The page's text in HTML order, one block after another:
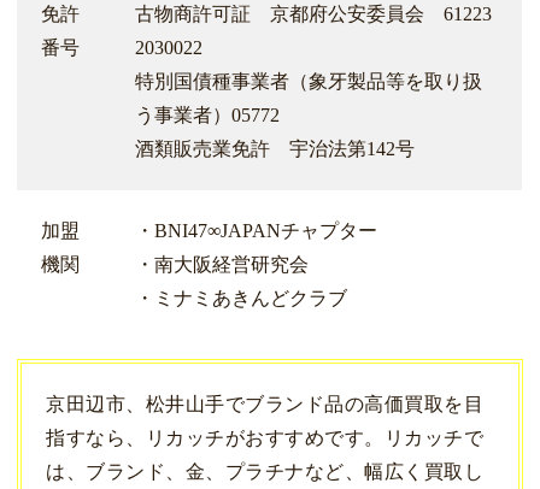
免許
番号
古物商許可証 京都府公安委員会 61223
2030022
特別国債種事業者（象牙製品等を取り扱
う事業者）05772
酒類販売業免許 宇治法第142号
加盟
機関
・BNI47∞JAPANチャプター
・南大阪経営研究会
・ミナミあきんどクラブ
京田辺市、松井山手でブランド品の高価買取を目
指すなら、リカッチがおすすめです。リカッチで
は、ブランド、金、プラチナなど、幅広く買取し